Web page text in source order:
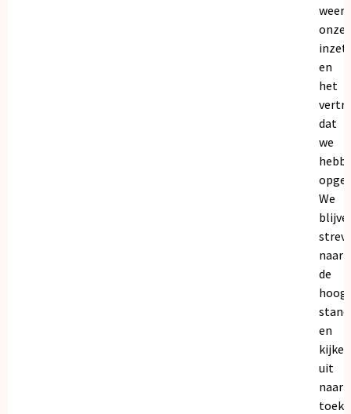
onze
inzet
en
het
dat
we
We
naar
de
en
kijken
uit
naar